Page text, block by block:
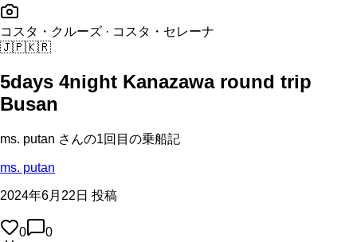
コスタ・クルーズ · コスタ・セレーナ
🇯🇵🇰🇷
5days 4night Kanazawa round trip
Busan
ms. putan さんの1回目の乗船記
ms. putan
2024年6月22日 投稿
0 0